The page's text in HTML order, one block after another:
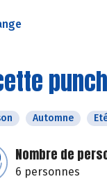
Automne
Nombre de
6 personnes